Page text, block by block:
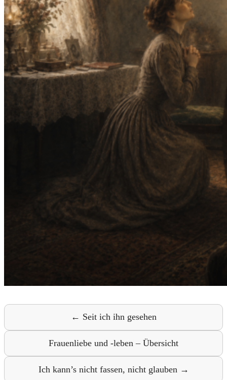
← Seit ich ihn gesehen
Frauenliebe und -leben – Übersicht
Ich kann’s nicht fassen, nicht glauben →